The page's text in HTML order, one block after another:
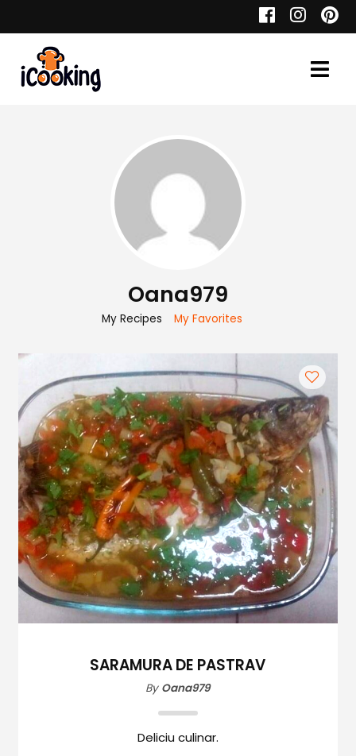
Toate Reţetele
Ronțăieli
Băuturi
Băuturi calde
Băuturi reci
Cocktail-uri
Smoothies
Ceva Dulce
Biscuiți, Bomboane și
Fursecuri
Oana979
My Recipes My Favorites
SARAMURA DE PASTRAV
By Oana979
Deliciu culinar.